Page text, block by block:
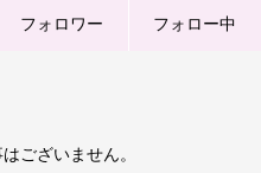
フォロワー フォロー中
ございません。